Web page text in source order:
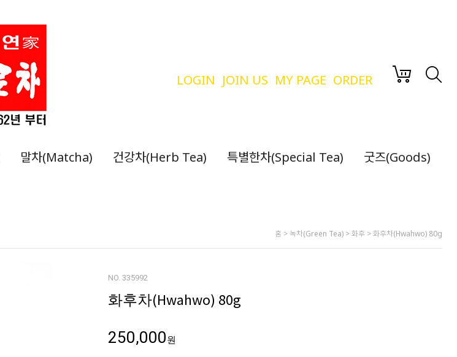
LOGIN JOIN US MY PAGE ORDER
말차(Matcha) 건강차(Herb Tea) 특별한차(Special Tea) 굿즈(Goods)
홈 > 녹차(Green Tea) >화후 > 화후차(Hwahwo) 80g
NO. 335992
화후차(Hwahwo) 80g
250,000원